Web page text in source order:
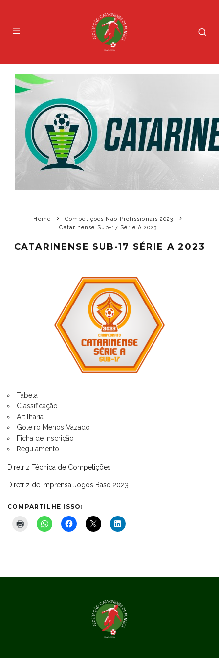
Home
Competições Não Profissionais 2023
Catarinense Sub-17 Série A 2023
CATARINENSE SUB-17 SÉRIE A 2023
Tabela
Classificação
Artilharia
Goleiro Menos Vazado
Ficha de Inscrição
Regulamento
Diretriz Técnica de Competições
Diretriz de Imprensa Jogos Base 2023
COMPARTILHE ISSO: